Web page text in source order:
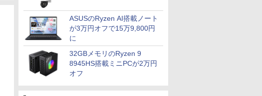
ASUSのRyzen AI搭載ノート
が3万円オフで15万9,800円
に
32GBメモリのRyzen 9
8945HS搭載ミニPCが2万円
オフ